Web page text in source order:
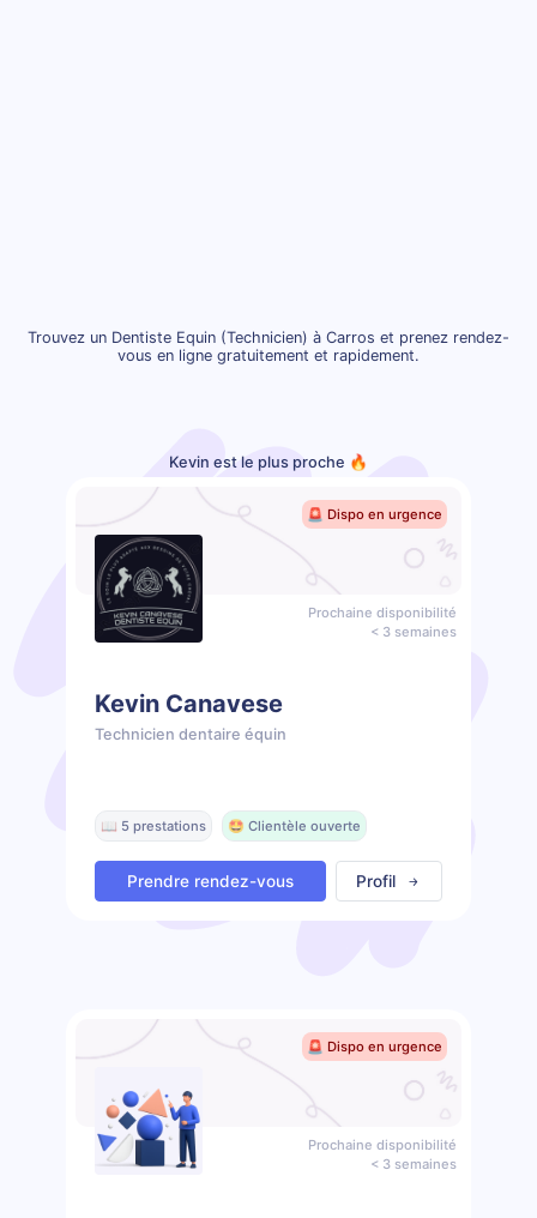
Trouvez un Dentiste Equin (Technicien) à Carros et prenez rendez-
vous en ligne gratuitement et rapidement.
Kevin est le plus proche 🔥
🚨 Dispo en urgence
Prochaine disponibilité
< 3 semaines
Kevin Canavese
Technicien dentaire équin
📖 5 prestations 🤩 Clientèle ouverte
Prendre rendez-vous Profil
🚨 Dispo en urgence
Prochaine disponibilité
< 3 semaines